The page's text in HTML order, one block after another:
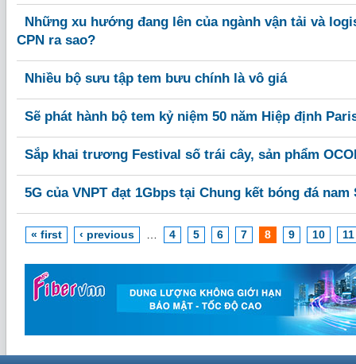
Những xu hướng đang lên của ngành vận tải và
CPN ra sao?
Nhiều bộ sưu tập tem bưu chính là vô giá
Sẽ phát hành bộ tem kỷ niệm 50 năm Hiệp định
Sắp khai trương Festival số trái cây, sản phẩm
5G của VNPT đạt 1Gbps tại Chung kết bóng đá nam
« first ‹ previous 4 5 6 7 8 9 10 11